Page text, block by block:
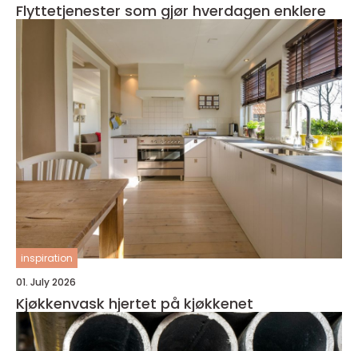
Flyttetjenester som gjør hverdagen enklere
inspiration
01. July 2026
Kjøkkenvask hjertet på kjøkkenet